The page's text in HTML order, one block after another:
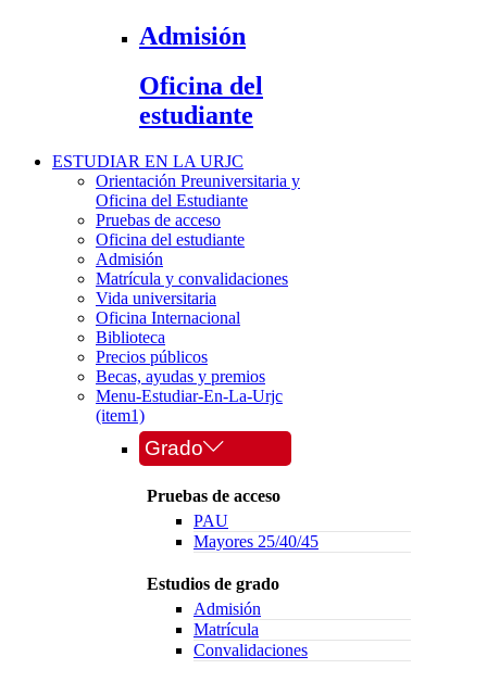
Admisión
Oficina del
estudiante
ESTUDIAR EN LA URJC
Orientación Preuniversitaria y
Oficina del Estudiante
Pruebas de acceso
Oficina del estudiante
Admisión
Matrícula y convalidaciones
Vida universitaria
Oficina Internacional
Biblioteca
Precios públicos
Becas, ayudas y premios
Menu-Estudiar-En-La-Urjc
(item1)
Grado
Pruebas de acceso
PAU
Mayores 25/40/45
Estudios de grado
Admisión
Matrícula
Convalidaciones